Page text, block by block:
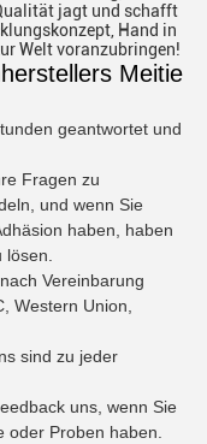
jagt und schafft
Hand in
Welt voranzubringen!
Meitie
geantwortet und
Fragen zu
und wenn Sie
haben, haben
Vereinbarung
Western Union,
sind zu jeder
uns, wenn Sie
Proben haben.